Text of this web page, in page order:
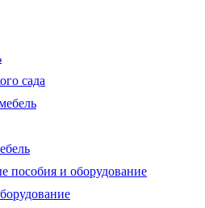
сада
пособия и оборудование